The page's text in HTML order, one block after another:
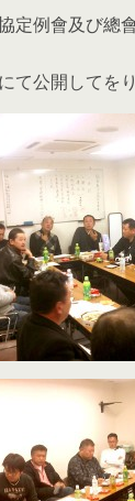
定例會及び總
て公開してをり